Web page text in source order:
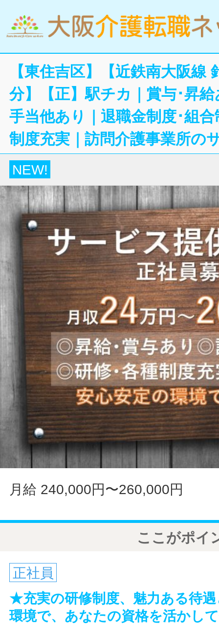
【東住吉区】【近鉄南大阪線
分】【正】駅チカ｜賞与･昇
手当他あり｜退職金制度･組
制度充実｜訪問介護事業所の
NEW!
月給 240,000円〜260,000円
ここがポイ
正社員
★充実の研修制度、魅力ある待
環境で、あなたの資格を活かし